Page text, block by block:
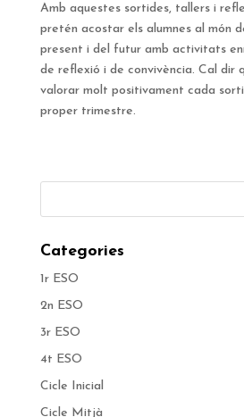
Amb aquestes sortides, tallers i
pretén acostar els alumnes al món
present i del futur amb activitats
de reflexió i de convivència. Cal dir
valorar molt positivament cada
proper trimestre.
Categories
1r ESO
2n ESO
3r ESO
4t ESO
Cicle Inicial
Cicle Mitjà